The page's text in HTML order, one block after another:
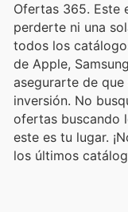
Ofertas 365. Este
perderte ni una
todos los
de Apple,
asegurarte de
inversión. No
ofertas buscando
este es tu lugar.
los últimos